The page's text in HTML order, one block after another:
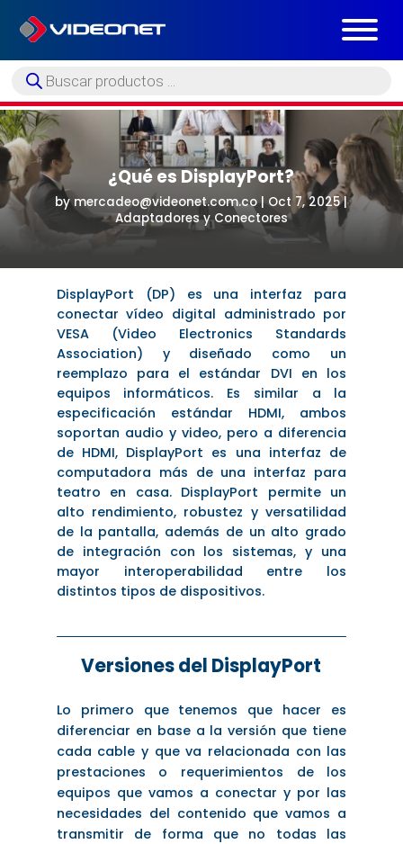
Búsqueda
de
¿Qué es DisplayPort?
bymercadeo@videonet.com.co|Oct 7, 2025|
Adaptadores y Conectores
DisplayPort (DP) es una interfaz para
conectar vídeo digital administrado por
VESA (Video Electronics Standards
Association) y diseñado como un
reemplazo para el estándar DVI en los
equipos informáticos. Es similar a la
especificación estándar HDMI, ambos
soportan audio y video, pero a diferencia
de HDMI, DisplayPort es una interfaz de
computadora más de una interfaz para
teatro en casa. DisplayPort permite un
alto rendimiento, robustez y versatilidad
de la pantalla, además de un alto grado
de integración con los sistemas, y una
mayor interoperabilidad entre los
distintos tipos de dispositivos.
Versiones del DisplayPort
Lo primero que tenemos que hacer es
diferenciar en base a la versión que tiene
cada cable y que va relacionada con las
prestaciones o requerimientos de los
equipos que vamos a conectar y por las
necesidades del contenido que vamos a
transmitir de forma que no todas las